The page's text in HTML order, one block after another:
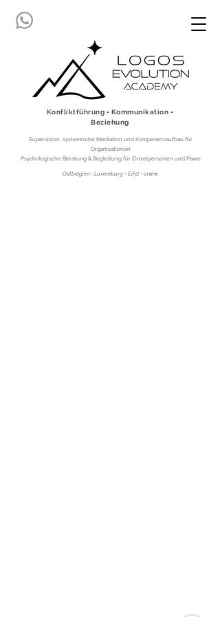
Ostbelgien • Luxemburg • Eifel • online
Konfliktführung ▪ Kommunikation ▪
Beziehung
Supervision, systemische Mediation und Kompetenzaufbau für
Organisationen
Psychologische Beratung & Begleitung für Einzelpersonen und Paare